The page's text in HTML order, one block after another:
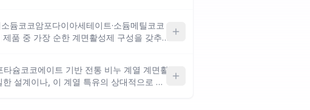
점은 참고하세요.
듐코코암포다이아세테이트·소듐메틸코코
품 중 가장 순한 계면활성제 구성을 갖추
부에도 비교적 유연하게 적용 가능한 편이
슘코코에이트 기반 전통 비누 계열 계면활
설계이나, 이 계열 특유의 상대적으로 높